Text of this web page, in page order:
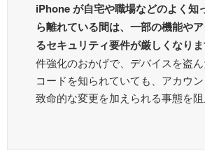
iPhone が自宅や職場などのよく知
ら離れている間は、一部の機能や
るセキュリティ要件が厳しくなりま
件強化のおかげで、デバイスを盗
コードを知られていても、アカウ
致命的な変更を加えられる事態を阻